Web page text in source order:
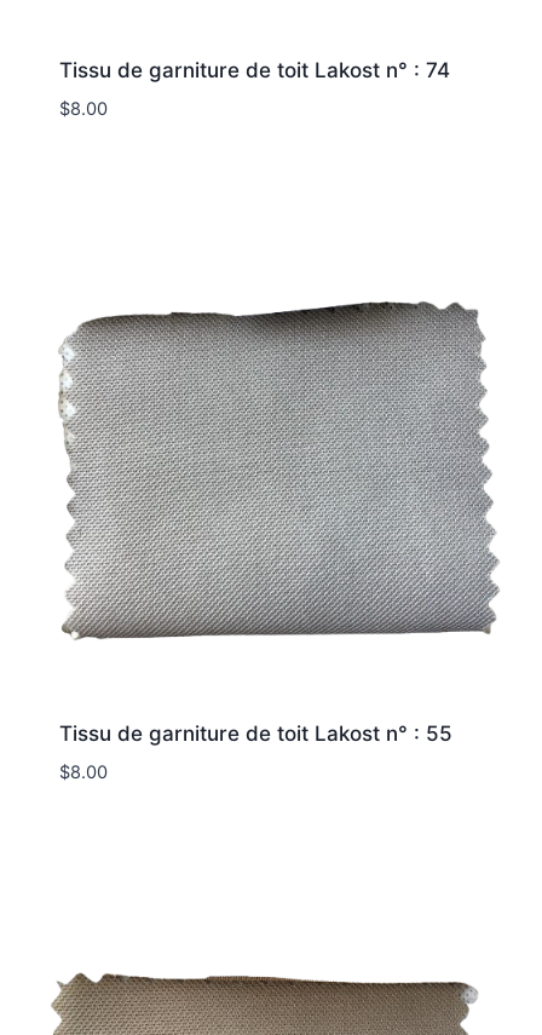
Tissu de garniture de toit Lakost n° : 74
$8.00
Tissu de garniture de toit Lakost n° : 55
$8.00